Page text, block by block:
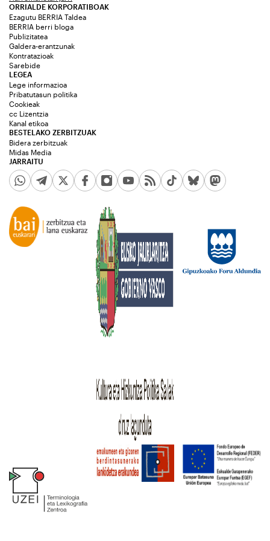
ORRIALDE KORPORATIBOAK
Ezagutu BERRIA Taldea
BERRIA berri bloga
Publizitatea
Galdera-erantzunak
Kontratazioak
Sarebide
JARRAITU
LEGEA
Lege informazioa
Pribatutasun politika
Cookieak
cc Lizentzia
Kanal etikoa
BESTELAKO ZERBITZUAK
Bidera zerbitzuak
Midas Media